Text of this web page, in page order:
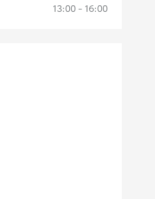
13:00 - 16:00